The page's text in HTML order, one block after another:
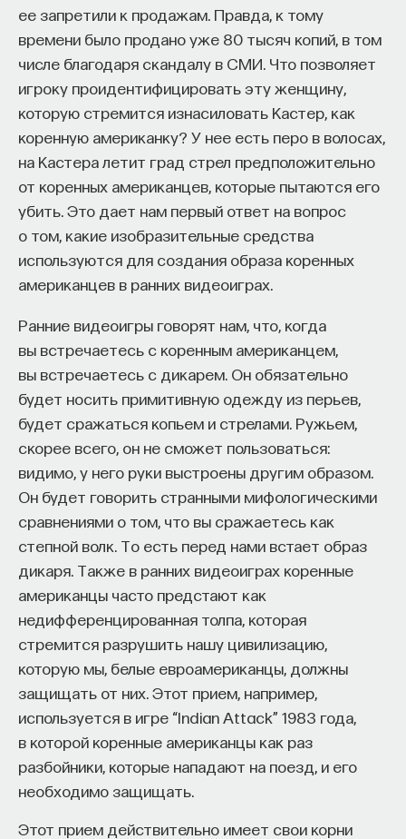
ее запретили к продажам. Правда, к тому
времени было продано уже 80 тысяч копий, в том
числе благодаря скандалу в СМИ. Что позволяет
игроку проидентифицировать эту женщину,
которую стремится изнасиловать Кастер, как
коренную американку? У нее есть перо в волосах,
на Кастера летит град стрел предположительно
от коренных американцев, которые пытаются его
убить. Это дает нам первый ответ на вопрос
о том, какие изобразительные средства
используются для создания образа коренных
американцев в ранних видеоиграх.
Ранние видеоигры говорят нам, что, когда
вы встречаетесь с коренным американцем,
вы встречаетесь с дикарем. Он обязательно
будет носить примитивную одежду из перьев,
будет сражаться копьем и стрелами. Ружьем,
скорее всего, он не сможет пользоваться:
видимо, у него руки выстроены другим образом.
Он будет говорить странными мифологическими
сравнениями о том, что вы сражаетесь как
степной волк. То есть перед нами встает образ
дикаря. Также в ранних видеоиграх коренные
американцы часто предстают как
недифференцированная толпа, которая
стремится разрушить нашу цивилизацию,
которую мы, белые евроамериканцы, должны
защищать от них. Этот прием, например,
используется в игре “Indian Attack” 1983 года,
в которой коренные американцы как раз
разбойники, которые нападают на поезд, и его
необходимо защищать.
Этот прием действительно имеет свои корни
БЕССОННИЦА ЕСТЕСТВЕННЫЕ НАУКИ
КУРС
Наука сна: как управлять
своим сном
Внеси свой вклад в дело
просвещения!
ПОДДЕРЖАТЬ ПОСТНАУКУ